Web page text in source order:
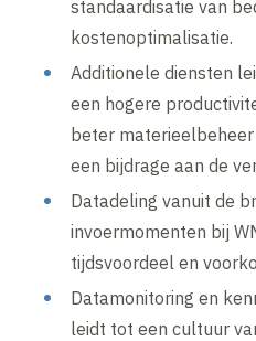
standaardisatie van
kostenoptimalisatie.
Additionele diensten
een hogere
beter
een bijdrage aan de
Datadeling vanuit de
invoermomenten bij
tijdsvoordeel en
Datamonitoring en
leidt tot een cultuur